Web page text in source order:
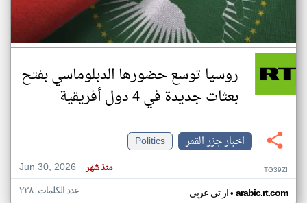
روسيا توسع حضورها الدبلوماسي بفتح
بعثات جديدة في 4 دول أفريقية
اخبار جزر القمر
Politics
Jun 30, 2026
منذ شهر TG39ZI
ار تي عربي• arabic.rt.com عدد الكلمات: ٢٢٨